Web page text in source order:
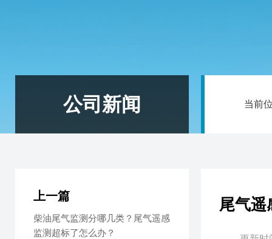
公司新闻 当前
尾气遥
上一篇
柴油尾气监测分哪几类？尾气遥感
监测超标了怎么办？